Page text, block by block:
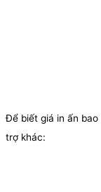
Để biết giá in ấn
trợ khác: